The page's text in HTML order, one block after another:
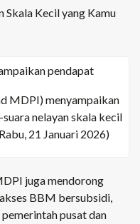
Skala Kecil yang Kamu
MDPI) menyampaikan
nelayan skala kecil
21 Januari 2026)
juga mendorong
BBM bersubsidi,
pusat dan